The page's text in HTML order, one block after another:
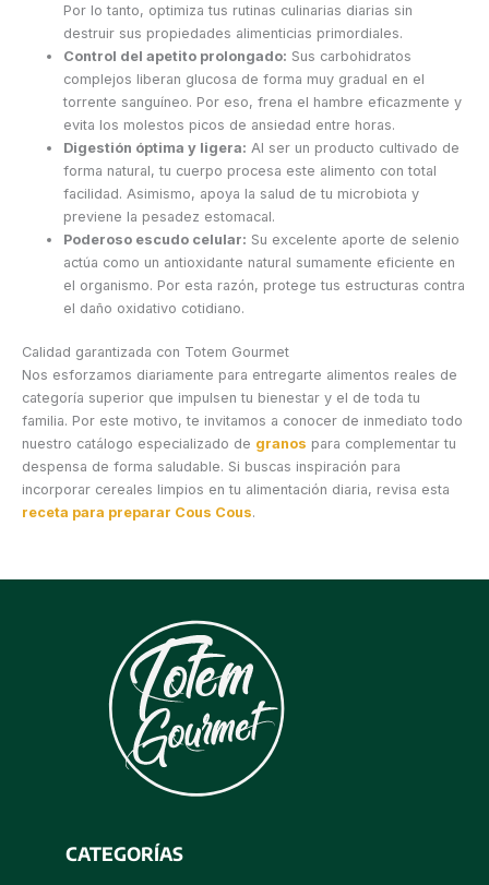
Por lo tanto, optimiza tus rutinas culinarias diarias sin
destruir sus propiedades alimenticias primordiales.
Control del apetito prolongado: Sus carbohidratos
complejos liberan glucosa de forma muy gradual en el
torrente sanguíneo. Por eso, frena el hambre eficazmente y
evita los molestos picos de ansiedad entre horas.
Digestión óptima y ligera: Al ser un producto cultivado de
forma natural, tu cuerpo procesa este alimento con total
facilidad. Asimismo, apoya la salud de tu microbiota y
previene la pesadez estomacal.
Poderoso escudo celular: Su excelente aporte de selenio
actúa como un antioxidante natural sumamente eficiente en
el organismo. Por esta razón, protege tus estructuras contra
el daño oxidativo cotidiano.
Calidad garantizada con Totem Gourmet
Nos esforzamos diariamente para entregarte alimentos reales de
categoría superior que impulsen tu bienestar y el de toda tu
familia. Por este motivo, te invitamos a conocer de inmediato todo
nuestro catálogo especializado de granos para complementar tu
despensa de forma saludable. Si buscas inspiración para
incorporar cereales limpios en tu alimentación diaria, revisa esta
receta para preparar Cous Cous.
CATEGORÍAS